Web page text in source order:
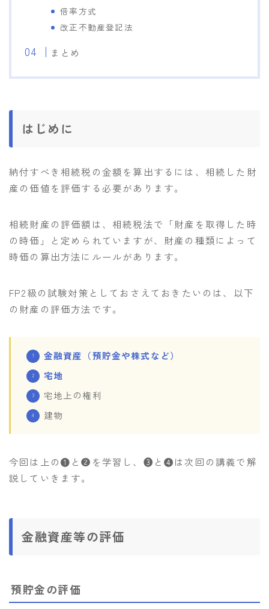
倍率方式
改正不動産登記法
まとめ
はじめに
納付すべき相続税の金額を算出するには、相続した財
産の価値を評価する必要があります。
相続財産の評価額は、相続税法で「財産を取得した時
の時価」と定められていますが、財産の種類によって
時価の算出方法にルールがあります。
FP2級の試験対策としておさえておきたいのは、以下
の財産の評価方法です。
金融資産（預貯金や株式など）
宅地
宅地上の権利
建物
今回は上の❶と❷を学習し、❸と❹は次回の講義で解
説していきます。
金融資産等の評価
預貯金の評価